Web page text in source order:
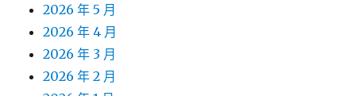
2026 年 5 月
2026 年 4 月
2026 年 3 月
2026 年 2 月